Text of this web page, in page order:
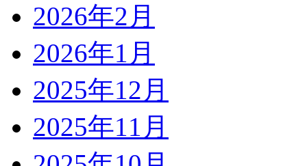
2026年2月
2026年1月
2025年12月
2025年11月